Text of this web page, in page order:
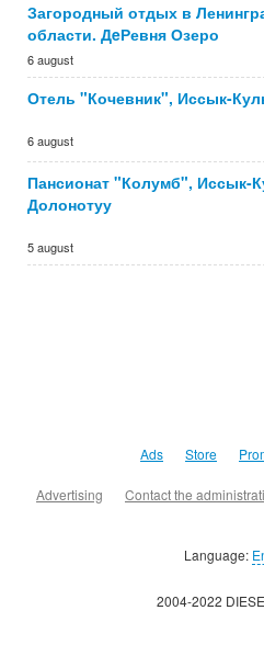
Загородный отдых в
области. ДeРевня Озеро
6 august
Отель "Кочевник", Иссык-
6 august
Пансионат "Колумб", Иссык-
Долонотуу
5 august
Ads Store
Advertising Contact the
Language:
2004-2022